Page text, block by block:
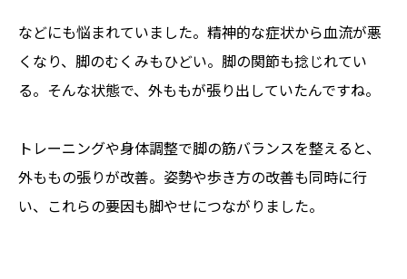
などにも悩まれていました。精神的な症状から血流が悪
くなり、脚のむくみもひどい。脚の関節も捻じれてい
る。そんな状態で、外ももが張り出していたんですね。
トレーニングや身体調整で脚の筋バランスを整えると、
外ももの張りが改善。姿勢や歩き方の改善も同時に行
い、これらの要因も脚やせにつながりました。